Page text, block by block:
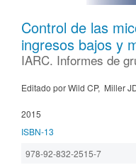
Control de las
ingresos bajos y
IARC. Informes de
Editado por Wild CP, Miller
2015
ISBN-13
978-92-832-2515-7